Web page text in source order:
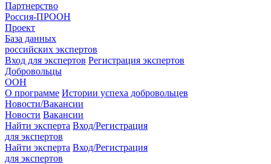
Партнерство
Россия-ПРООН
Проект
База данных
российских экспертов
Вход для экспертов Регистрация экспертов
Добровольцы
ООН
О программе Истории успеха добровольцев
Новости/Вакансии
Новости Вакансии
Найти эксперта Вход/Регистрация
для экспертов
Найти эксперта Вход/Регистрация
для экспертов